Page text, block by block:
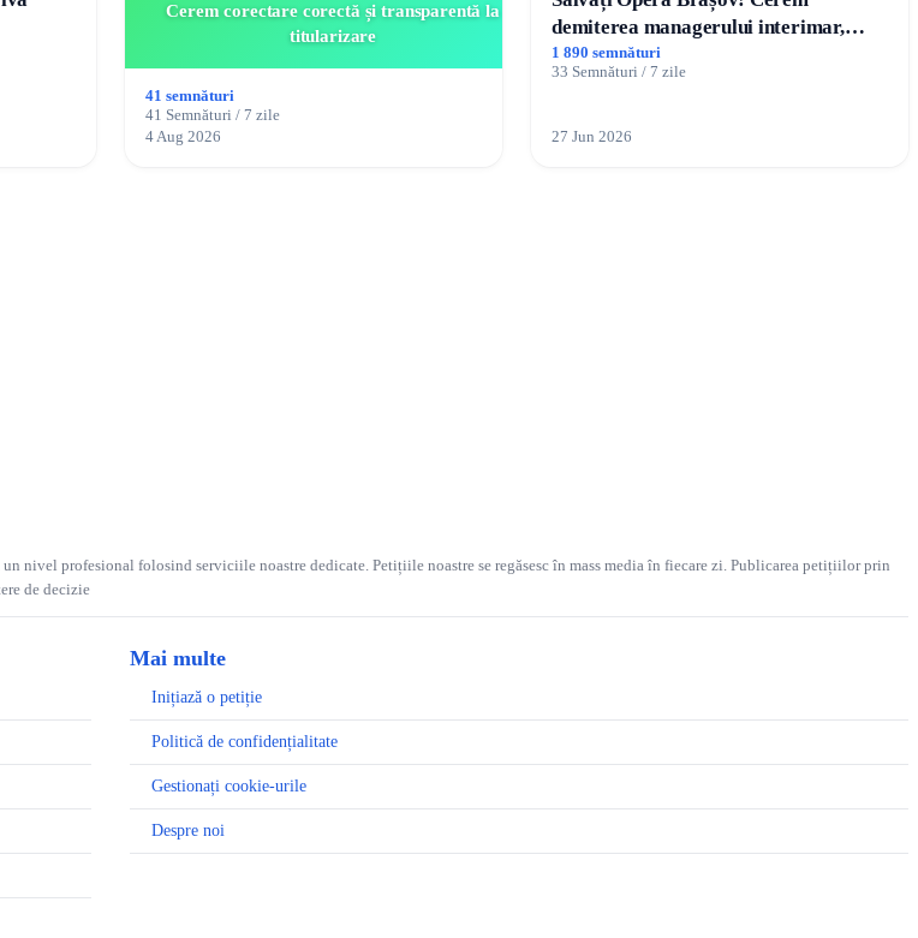
Cerem corectare corectă și transparentă la
titularizare
41 semnături
41 Semnături / 7 zile
4 Aug 2026
demiterea managerului interimar,
Petrean Lucian-Marius!
1 890 semnături
33 Semnături / 7 zile
27 Jun 2026
profesional folosind serviciile noastre dedicate. Petițiile noastre se regăsesc în mass media în fiecare zi. Publicarea petițiilor prin
de decizie
Mai multe
Inițiază o petiție
Politică de confidențialitate
Gestionați cookie-urile
Despre noi